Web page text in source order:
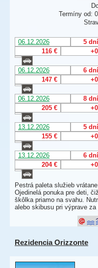
Termíny od:
06.12.2026 5 dní
116 €
06.12.2026 6 dní
147 €
06.12.2026 8 dní
205 €
13.12.2026 5 dní
155 €
13.12.2026 6 dní
204 €
Pestrá paleta služieb
Ojedinelá ponuka pre deti,
škôlka priamo na svahu.
alebo skibusu pri výprave
Rezidencia Orizzonte